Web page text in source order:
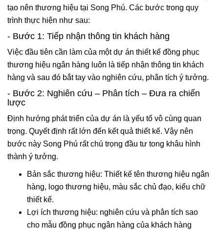
tạo nên thương hiệu tại Song Phú. Các bước trong quy
trình thực hiện như sau:
- Bước 1: Tiếp nhận thông tin khách hàng
Việc đầu tiên cần làm của một dự án thiết kế đồng phục
thương hiệu ngân hàng luôn là tiếp nhận thông tin khách
hàng và sau đó bắt tay vào nghiên cứu, phân tích ý tưởng.
- Bước 2: Nghiên cứu – Phân tích – Đưa ra chiến
lược
Định hướng phát triển của dự án là yếu tố vô cùng quan
trọng. Quyết định rất lớn đến kết quả thiết kế. Vậy nên
bước này Song Phú rất chú trọng đầu tư tong khâu hình
thành ý tưởng.
Bản sắc thương hiệu: Thiết kế tên thương hiệu ngân
hàng, logo thương hiệu, màu sắc chủ đạo, kiểu chữ
thiết kế.
Lợi ích thương hiệu: nghiên cứu và phân tích sao
cho mẫu đồng phục ngân hàng của khách hàng